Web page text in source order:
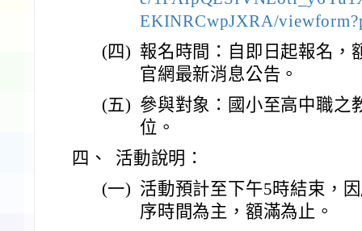
EKINRCwpJXRA/
(四) 報名時間：自即日起報名，
官網最新消息公告。
(五) 參與對象：國小至高中職之
位。
四、
活動說明：
(一) 活動預計至下午5時結束，
序時間為主，額滿為止。